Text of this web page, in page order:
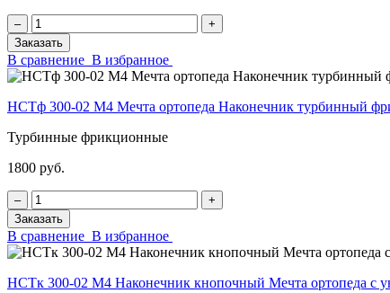
‒
+
Заказать
В сравнение В избранное
НСТф 300-02 М4 Мечта ортопеда Наконечник турбинный
Турбинные фрикционные
1800 руб.
‒
+
Заказать
В сравнение В избранное
НСТк 300-02 М4 Наконечник кнопочный Мечта ортопеда